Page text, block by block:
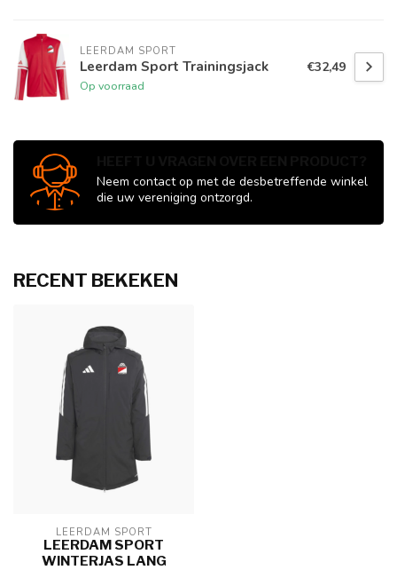
LEERDAM SPORT
Leerdam Sport Trainingsjack
Op voorraad
€32,49
Neem contact op met de desbetreffende winkel
die uw vereniging ontzorgd.
RECENT BEKEKEN
LEERDAM SPORT
LEERDAM SPORT
WINTERJAS LANG